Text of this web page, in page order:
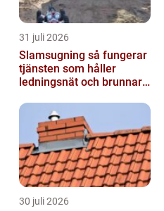
31 juli 2026
Slamsugning så fungerar
tjänsten som håller
ledningsnät och brunnar i
30 juli 2026